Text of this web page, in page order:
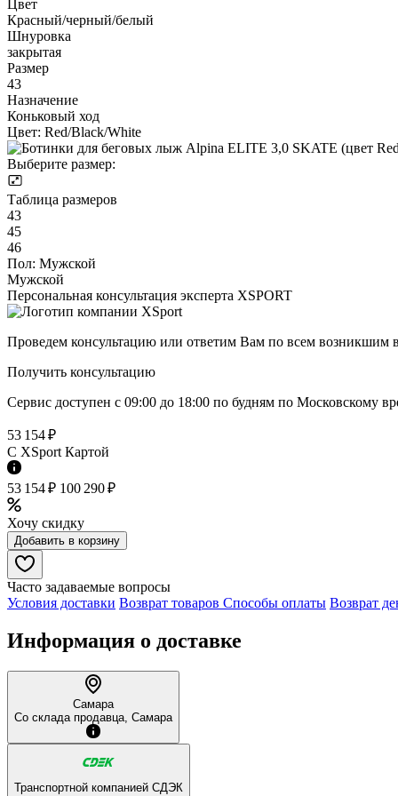
Цвет
Красный/черный/белый
Шнуровка
закрытая
Размер
43
Назначение
Коньковый ход
Цвет: Red/Black/White
Выберите размер:
Таблица размеров
43
45
46
Пол: Мужской
Мужской
Персональная консультация эксперта XSPORT
Проведем консультацию или ответим Вам по всем возникшим
Получить консультацию
Сервис доступен с 09:00 до 18:00 по будням по Московcкому
53 154 ₽
C XSport Картой
53 154 ₽ 100 290 ₽
Хочу скидку
Добавить в корзину
Часто задаваемые вопросы
Условия доставки Возврат товаров Способы оплаты Возврат
Информация о доставке
Самара
Со склада продавца, Самара
Транспортной компанией СДЭК